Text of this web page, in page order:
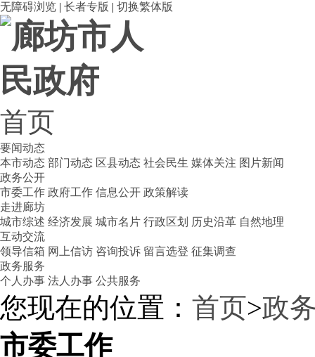
无障碍浏览 | 长者专版 | 切换繁体版
首页
要闻动态
本市动态 部门动态 区县动态 社会民生 媒体关注 图片新闻
政务公开
市委工作 政府工作 信息公开 政策解读
走进廊坊
城市综述 经济发展 城市名片 行政区划 历史沿革 自然地理
互动交流
领导信箱 网上信访 咨询投诉 留言选登 征集调查
政务服务
个人办事 法人办事 公共服务
您现在的位置： 首页>政
市委工作